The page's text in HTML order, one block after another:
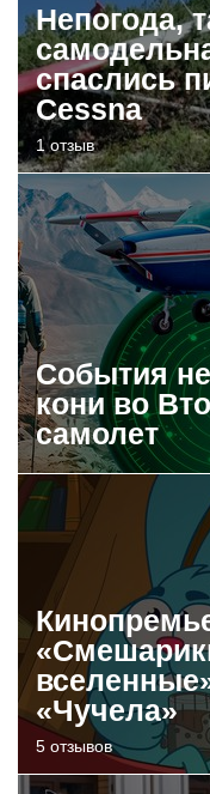
Непогода,
спаслись
Cessna
1 отзыв
События
кони во
самолет
«Чучела»
5 отзывов